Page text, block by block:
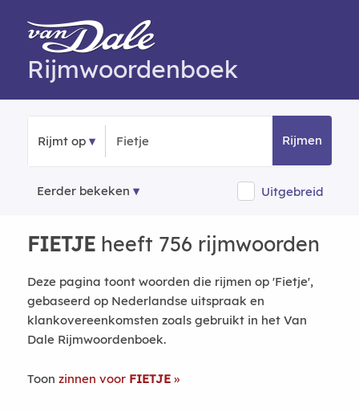
Rijmwoordenboek
Rijmt op Rijmen
Eerder bekeken Uitgebreid
FIETJEheeft 756 rijmwoorden
Deze pagina toont woorden die rijmen op 'Fietje',
gebaseerd op Nederlandse uitspraak en
klankovereenkomsten zoals gebruikt in het Van
Dale Rijmwoordenboek.
Toon zinnen voor FIETJE